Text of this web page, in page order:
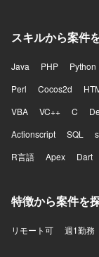
スキルから案件
Java PHP Python
Perl
Cocos2d
VBA
VC++ C
Actionscript
SQL
R言語
Apex Dart
特徴から案件を
リモート可 週1勤務